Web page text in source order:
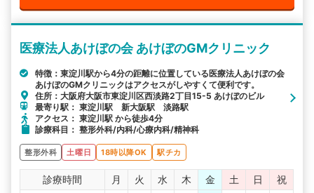
医療法人あけぼの会 あけぼのGMクリニック
特徴：東淀川駅から4分の距離に位置している医療法人あけぼの会
あけぼのGMクリニックはアクセスがしやすくて便利です。
住所：大阪府大阪市東淀川区西淡路2丁目15-5 あけぼのビル
最寄り駅： 東淀川駅 新大阪駅 淡路駅
アクセス： 東淀川駅 から徒歩4分
診療科目： 整形外科/内科/心療内科/精神科
整形外科 土曜日 18時以降OK 駅チカ
診療時間 月 火 水 木 金 土 日
祝